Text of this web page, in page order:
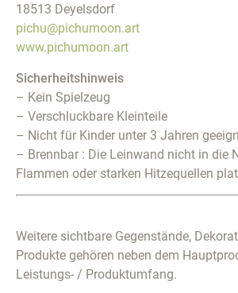
18513 Deyelsdorf
pichu@pichumoon.art
www.pichumoon.art
Sicherheitshinweis
– Kein Spielzeug
– Verschluckbare Kleinteile
– Nicht für Kinder unter 3 Jahren
– Brennbar : Die Leinwand nicht in die
Flammen oder starken Hitzequellen
Weitere sichtbare Gegenstände,
Produkte gehören neben dem
Leistungs- / Produktumfang.